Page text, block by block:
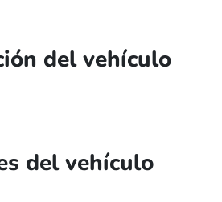
del vehículo
del vehículo